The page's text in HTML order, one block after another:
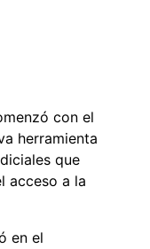
con el
herramienta
que
acceso a la
en el